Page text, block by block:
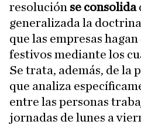
resolución se consolida
generalizada la
que las empresas
festivos mediante los
Se trata, además, de la
que analiza
entre las personas
jornadas de lunes a